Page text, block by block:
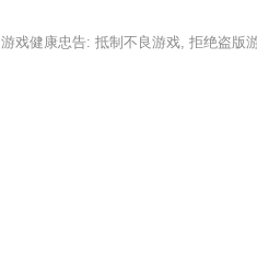
游戏健康忠告: 抵制不良游戏, 拒绝盗版